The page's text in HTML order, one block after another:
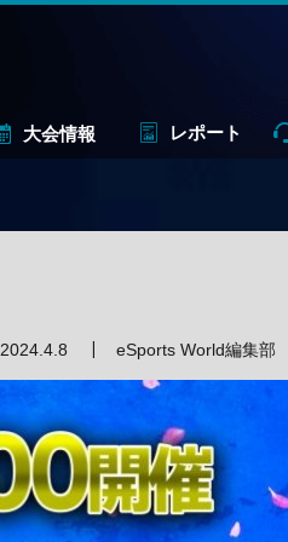
大会情報 レポート
2024.4.8 eSports World編集部